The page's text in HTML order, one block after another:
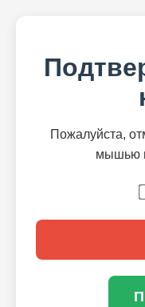
Пожалуйста,
мышью